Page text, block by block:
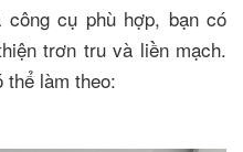
cụ phù hợp, bạn có
trơn tru và liền mạch.
làm theo: